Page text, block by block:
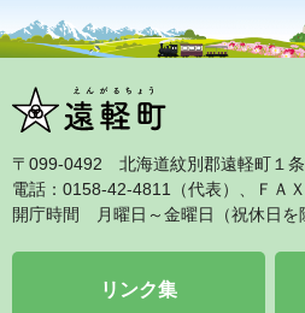
〒099‐0492 北海道紋別郡遠軽町１条
電話：0158‐42‐4811（代表）、ＦＡ
開庁時間 月曜日～金曜日（祝休日
リンク集